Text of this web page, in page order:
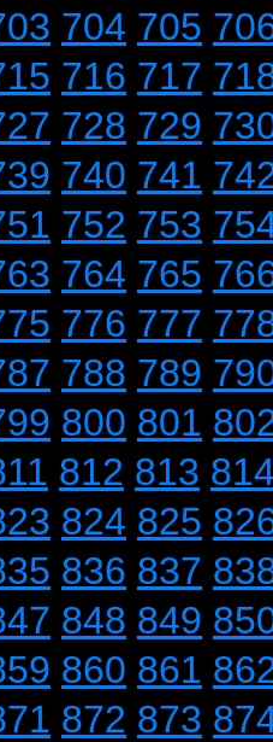
704 705
716 717
728 729
740 741
752 753
764 765
776 777
788 789
800 801
812 813
824 825
836 837
848 849
860 861
872 873